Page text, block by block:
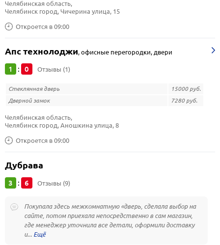
Откроется в 09:00
Челябинская область,
Челябинск город, Чичерина улица, 15
Апс технолоджи,офисные перегородки, двери
1 : 0 Отзывы (1)
Стеклянная дверь
15000 руб.
Дверной замок
7280 руб.
Откроется в 09:00
Челябинская область,
Челябинск город, Аношкина улица, 8
Дубрава
3 : 6 Отзывы (9)
Покупала здесь межкомнатную «дверь, сделала выбор на
сайте, потом приехала непосредственно в сам магазин,
где менеджер уточнила все детали, оформили доставку
и...